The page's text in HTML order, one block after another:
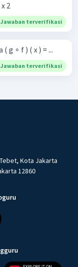
x 2
Jawaban terverifikasi
( g ∘ f ) ( x ) = ...
Jawaban terverifikasi
Kota Jakarta
12860